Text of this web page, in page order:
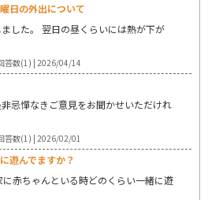
日の外出について
した。 翌日の昼くらいには熱が下が
答数(1) | 2026/04/14
忌憚なきご意見をお聞かせいただけれ
答数(1) | 2026/02/01
遊んでますか？
赤ちゃんといる時どのくらい一緒に遊